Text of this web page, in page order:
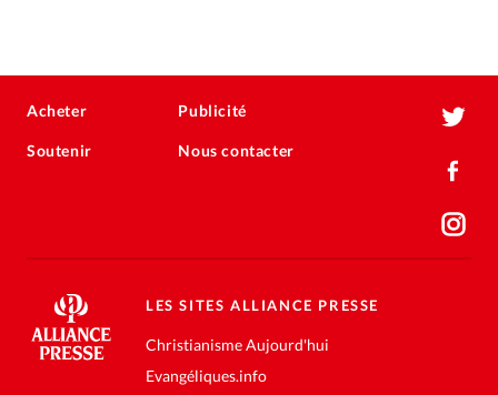
Acheter
Soutenir
Publicité
Nous contacter
LES SITES ALLIANCE PRESSE
Christianisme Aujourd'hui
Evangéliques.info